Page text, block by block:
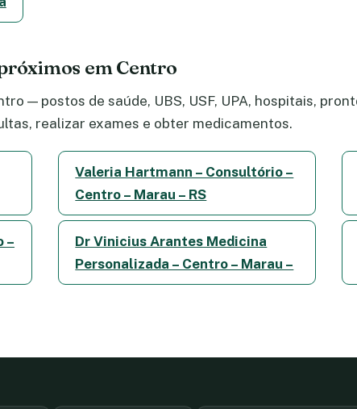
em Centro
— postos de saúde, UBS, USF, UPA, hospitais,
realizar exames e obter medicamentos.
Valeria Hartmann – Consultório –
Centro – Marau – RS
–
Dr Vinicius Arantes Medicina
Personalizada – Centro – Marau –